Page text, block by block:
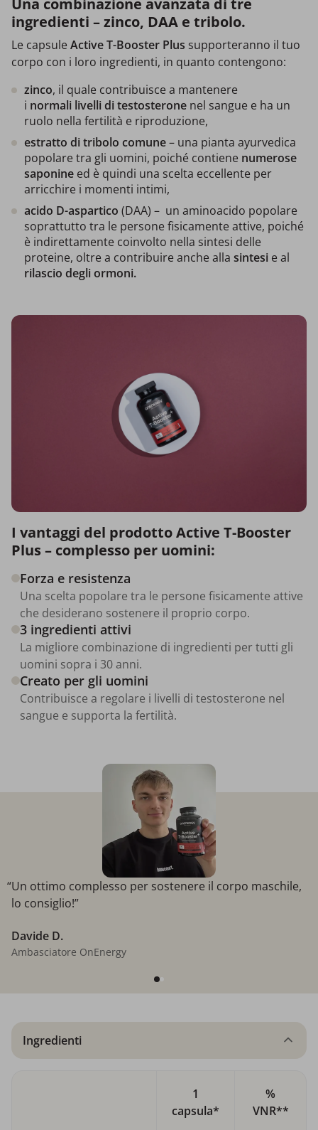
ingredienti – zinco, DAA e tribolo.
Le capsule Active T-Booster Plus supporteranno il tuo
corpo con i loro ingredienti, in quanto contengono:
zinco, il quale contribuisce a mantenere
i normali livelli di testosterone nel sangue e ha un
ruolo nella fertilità e riproduzione,
estratto di tribolo comune– una pianta ayurvedica
popolare tra gli uomini, poiché contiene numerose
saponine ed è quindi una scelta eccellente per
arricchire i momenti intimi,
acido D-aspartico (DAA) – un aminoacido popolare
soprattutto tra le persone fisicamente attive, poiché
è indirettamente coinvolto nella sintesi delle
proteine, oltre a contribuire anche alla sintesi e al
rilascio degli ormoni.
I vantaggi del prodotto Active T-Booster
Plus – complesso per uomini:
Forza e resistenza
Una scelta popolare tra le persone fisicamente attive
che desiderano sostenere il proprio corpo.
3 ingredienti attivi
La migliore combinazione di ingredienti per tutti gli
uomini sopra i 30 anni.
Creato per gli uomini
Contribuisce a regolare i livelli di testosterone nel
sangue e supporta la fertilità.
“Un ottimo complesso per sostenere il corpo maschile,
lo consiglio!”
Davide D.
Ambasciatore OnEnergy
Ingredienti
1
capsula*
%
VNR**